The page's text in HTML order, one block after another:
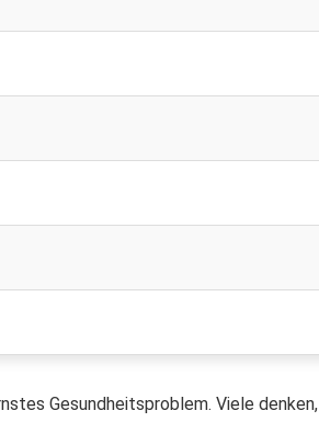
Gesundheitsproblem. Viele denken,